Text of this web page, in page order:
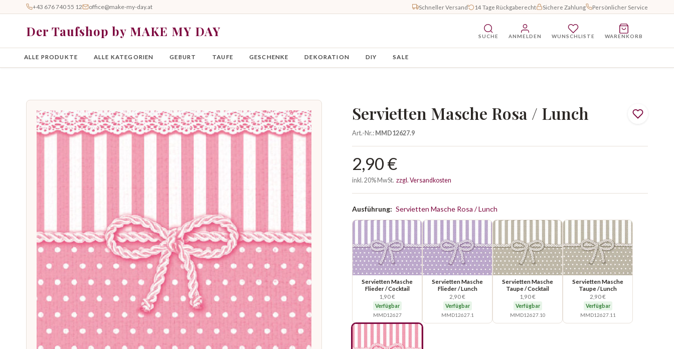
+43 676 740 55 12 office@make-my-day.at Schneller Versand 14 Tage Rückgaberecht Sichere Zahlung Persönlicher Service
Der Taufshop by MAKE MY DAY SUCHE ANMELDEN WUNSCHLISTE WARENKORB
ALLE PRODUKTE ALLE KATEGORIEN GEBURT TAUFE GESCHENKE DEKORATION DIY SALE
Servietten Masche Rosa / Lunch
Art.-Nr.:MMD12627.9
2,90 €
inkl. 20% MwSt. zzgl. Versandkosten
Ausführung: Servietten Masche Rosa / Lunch
Servietten Masche
Flieder / Cocktail
1,90 €
Verfügbar
MMD12627
Servietten Masche
Flieder / Lunch
2,90 €
Verfügbar
MMD12627.1
Servietten Masche
Taupe / Cocktail
1,90 €
Verfügbar
MMD12627.10
Servietten Masche
Taupe / Lunch
2,90 €
Verfügbar
MMD12627.11